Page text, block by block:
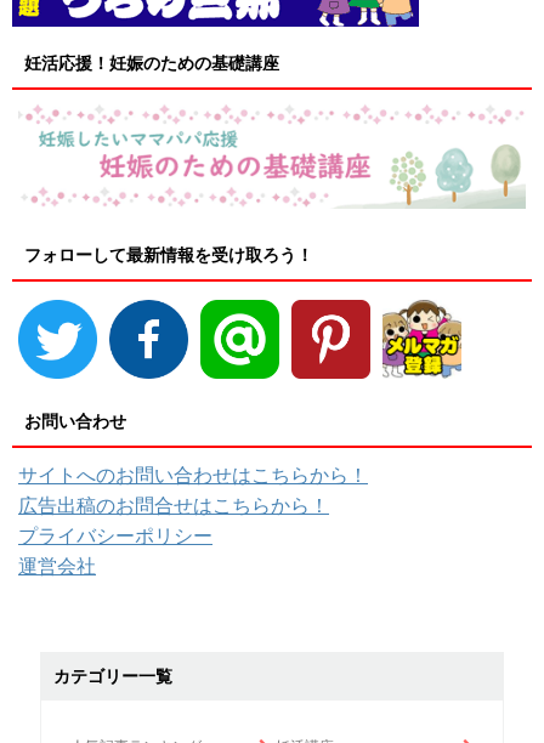
妊活応援！妊娠のための基礎講座
フォローして最新情報を受け取ろう！
お問い合わせ
サイトへのお問い合わせはこちらから！
広告出稿のお問合せはこちらから！
プライバシーポリシー
運営会社
カテゴリー一覧